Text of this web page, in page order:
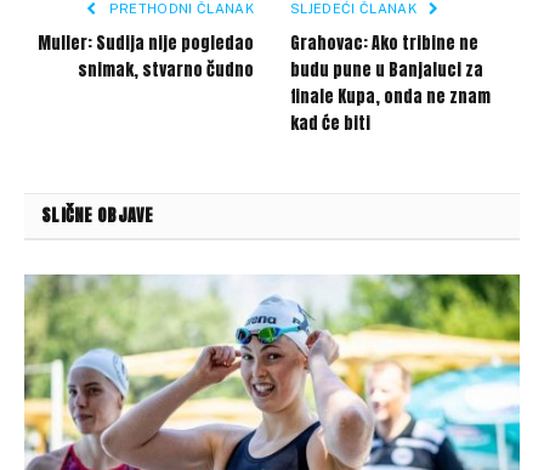
PRETHODNI ČLANAK
Muller: Sudija nije pogledao
snimak, stvarno čudno
SLJEDEĆI ČLANAK
Grahovac: Ako tribine ne
budu pune u Banjaluci za
finale Kupa, onda ne znam
kad će biti
SLIČNE OBJAVE